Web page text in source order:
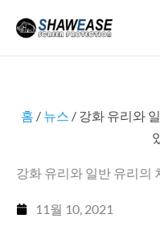
츠
홈 / 뉴스 / 강화 유리와
강화 유리와 일반 유리의
11월 10, 2021